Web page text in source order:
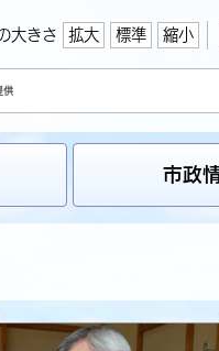
大きさ 拡大 標準 縮小
市政